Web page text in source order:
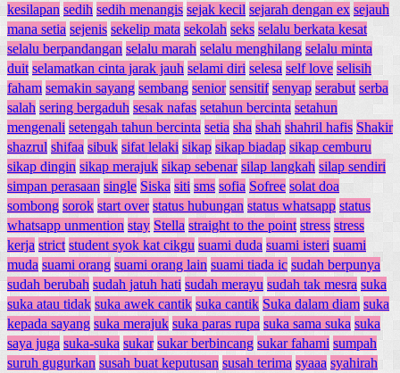
kesilapan sedih sedih menangis sejak kecil sejarah dengan ex sejauh
mana setia sejenis sekelip mata sekolah seks selalu berkata kesat
selalu berpandangan selalu marah selalu menghilang selalu minta
duit selamatkan cinta jarak jauh selami diri selesa self love selisih
faham semakin sayang sembang senior sensitif senyap serabut serba
salah sering bergaduh sesak nafas setahun bercinta setahun
mengenali setengah tahun bercinta setia sha shah shahril hafis Shakir
shazrul shifaa sibuk sifat lelaki sikap sikap biadap sikap cemburu
sikap dingin sikap merajuk sikap sebenar silap langkah silap sendiri
simpan perasaan single Siska siti sms sofia Sofree solat doa
sombong sorok start over status hubungan status whatsapp status
whatsapp unmention stay Stella straight to the point stress stress
kerja strict student syok kat cikgu suami duda suami isteri suami
muda suami orang suami orang lain suami tiada ic sudah berpunya
sudah berubah sudah jatuh hati sudah merayu sudah tak mesra suka
suka atau tidak suka awek cantik suka cantik Suka dalam diam suka
kepada sayang suka merajuk suka paras rupa suka sama suka suka
saya juga suka-suka sukar sukar berbincang sukar fahami sumpah
suruh gugurkan susah buat keputusan susah terima syaaa syahirah